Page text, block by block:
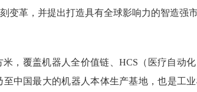
革，并提出打造具有全球影响力的智造强
覆盖机器人全价值链、HCS（医疗自动
中国最大的机器人本体生产基地，也是工